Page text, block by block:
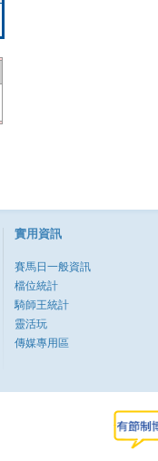
實用資訊
賽馬日一般資訊
檔位統計
騎師王統計
靈活玩
傳媒專用區